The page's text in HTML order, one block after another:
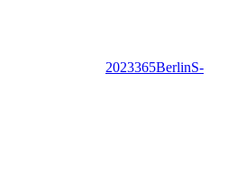
2023365BerlinS-